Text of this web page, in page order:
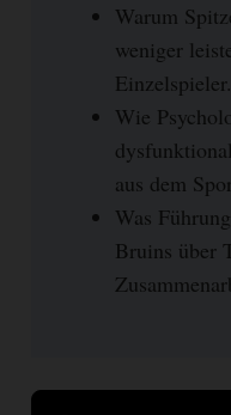
Warum
weniger
Einzelspieler.
Wie
aus dem
Was
Bruins über